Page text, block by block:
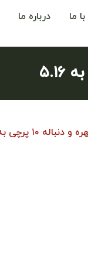
ما درباره ما
و دنباله ۱۰ پرچی به ۵.۱۶